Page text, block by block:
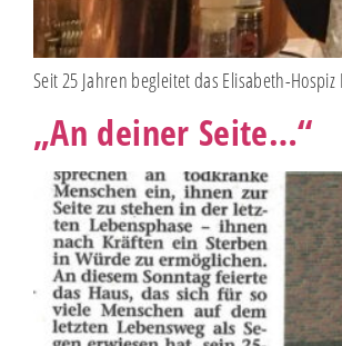
Seit 25 Jahren begleitet das Elisabeth-
„An deiner Seite…“